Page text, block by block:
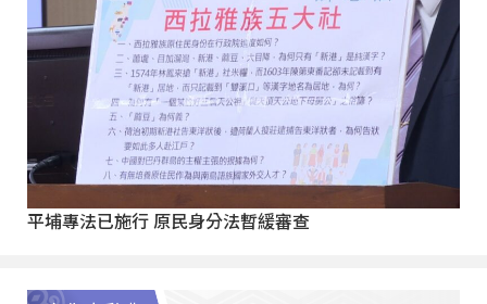
平埔專法已施行 原民身分法暫緩審查